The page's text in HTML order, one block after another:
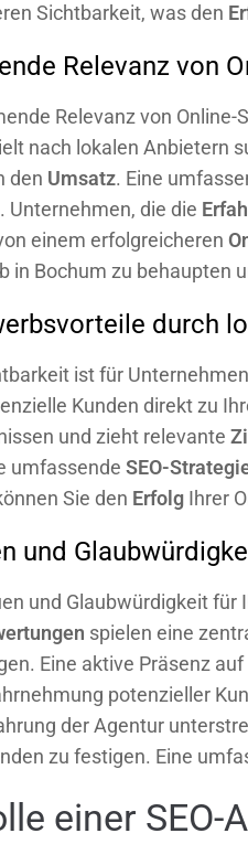
Sichtbarkeit, was den
Relevanz von
Relevanz von
nach lokalen Anbietern
den Umsatz. Eine
Unternehmen, die die
einem erfolgreicheren
in Bochum zu behaupten
durch
ist für
Kunden direkt zu
und zieht relevante
umfassende SEO-
Sie den Erfolg Ihrer
und
und Glaubwürdigkeit für
spielen eine
Eine aktive Präsenz auf
potenzieller
der Agentur
zu festigen. Eine
einer